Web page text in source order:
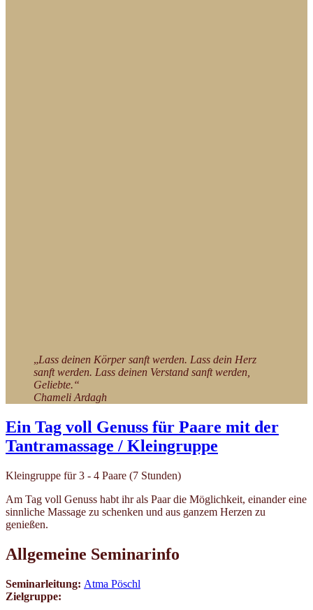
„Lass deinen Körper sanft werden. Lass dein Herz
sanft werden. Lass deinen Verstand sanft werden,
Geliebte.“
Chameli Ardagh
Ein Tag voll Genuss für Paare mit der
Tantramassage / Kleingruppe
Kleingruppe für 3 - 4 Paare (7 Stunden)
Am Tag voll Genuss habt ihr als Paar die Möglichkeit, einander eine
sinnliche Massage zu schenken und aus ganzem Herzen zu
genießen.
Allgemeine Seminarinfo
Seminarleitung: Atma Pöschl
Zielgruppe: